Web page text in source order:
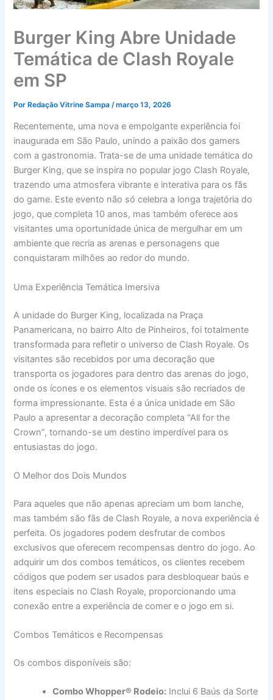
Burger King Abre Unidade
Temática de Clash Royale
em SP
PorRedação Vitrine Sampa /março 13, 2026
Recentemente, uma nova e empolgante experiência foi
inaugurada em São Paulo, unindo a paixão dos gamers
com a gastronomia. Trata-se de uma unidade temática do
Burger King, que se inspira no popular jogo Clash Royale,
trazendo uma atmosfera vibrante e interativa para os fãs
do game. Este evento não só celebra a longa trajetória do
jogo, que completa 10 anos, mas também oferece aos
visitantes uma oportunidade única de mergulhar em um
ambiente que recria as arenas e personagens que
conquistaram milhões ao redor do mundo.
Uma Experiência Temática Imersiva
A unidade do Burger King, localizada na Praça
Panamericana, no bairro Alto de Pinheiros, foi totalmente
transformada para refletir o universo de Clash Royale. Os
visitantes são recebidos por uma decoração que
transporta os jogadores para dentro das arenas do jogo,
onde os ícones e os elementos visuais são recriados de
forma impressionante. Esta é a única unidade em São
Paulo a apresentar a decoração completa “All for the
Crown”, tornando-se um destino imperdível para os
entusiastas do jogo.
O Melhor dos Dois Mundos
Para aqueles que não apenas apreciam um bom lanche,
mas também são fãs de Clash Royale, a nova experiência é
perfeita. Os jogadores podem desfrutar de combos
exclusivos que oferecem recompensas dentro do jogo. Ao
adquirir um dos combos temáticos, os clientes recebem
códigos que podem ser usados para desbloquear baús e
itens especiais no Clash Royale, proporcionando uma
conexão entre a experiência de comer e o jogo em si.
Combos Temáticos e Recompensas
Os combos disponíveis são:
Combo Whopper® Rodeio: Inclui 6 Baús da Sorte